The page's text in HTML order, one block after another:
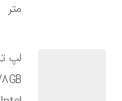
متر